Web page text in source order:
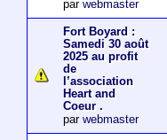
par webmaster
Fort Boyard :
Samedi 30 août
2025 au profit
de
l’association
Heart and
Coeur .
par webmaster